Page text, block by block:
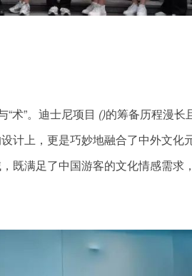
术”。迪士尼项目 ()的筹备历程漫长
计上，更是巧妙地融合了中外文化
既满足了中国游客的文化情感需求